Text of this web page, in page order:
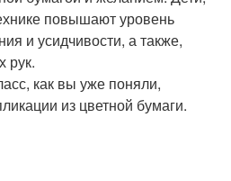
повышают уровень
и усидчивости, а также,
рук.
как вы уже поняли,
из цветной бумаги.